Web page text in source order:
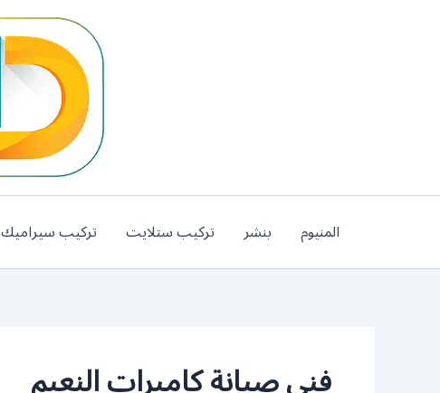
المنيوم بنشر تركيب ستلايت تركيب سيراميك